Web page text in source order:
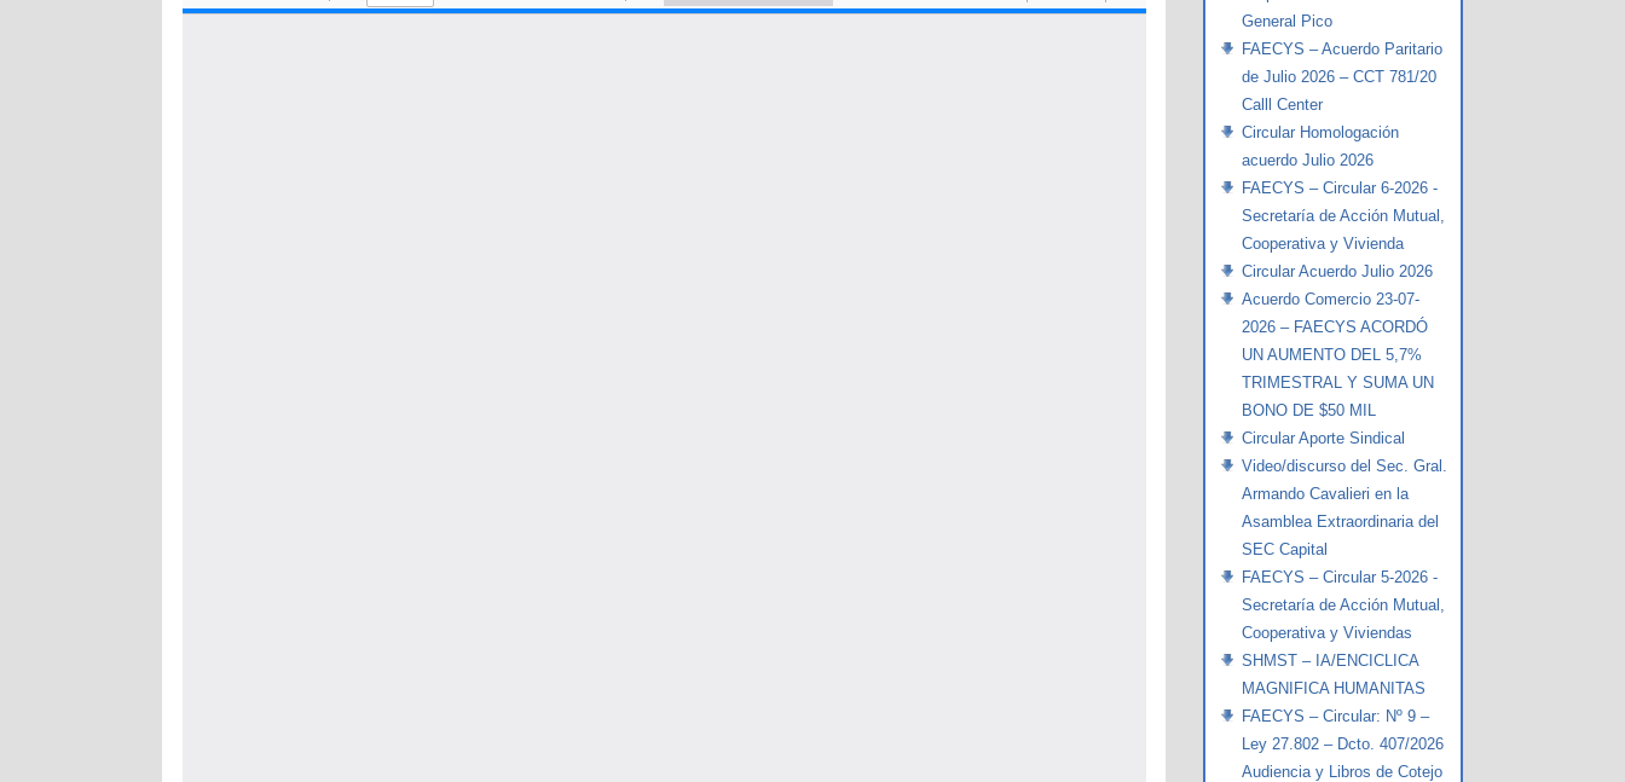
General Pico
FAECYS – Acuerdo Paritario
de Julio 2026 – CCT 781/20
Calll Center
Circular Homologación
acuerdo Julio 2026
FAECYS – Circular 6-2026 -
Secretaría de Acción Mutual,
Cooperativa y Vivienda
Circular Acuerdo Julio 2026
Acuerdo Comercio 23-07-
2026 – FAECYS ACORDÓ
UN AUMENTO DEL 5,7%
TRIMESTRAL Y SUMA UN
BONO DE $50 MIL
Circular Aporte Sindical
Video/discurso del Sec. Gral.
Armando Cavalieri en la
Asamblea Extraordinaria del
SEC Capital
FAECYS – Circular 5-2026 -
Secretaría de Acción Mutual,
Cooperativa y Viviendas
SHMST – IA/ENCICLICA
MAGNIFICA HUMANITAS
FAECYS – Circular: Nº 9 –
Ley 27.802 – Dcto. 407/2026
Audiencia y Libros de Cotejo